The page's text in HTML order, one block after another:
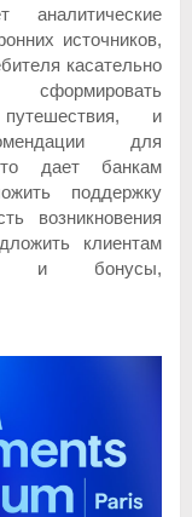
источников,
касательно
и
для
дает банкам
поддержку
возникновения
клиентам
и бонусы,